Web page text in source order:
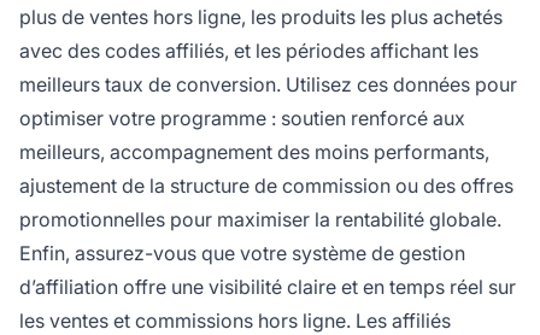
plus de ventes hors ligne, les produits les plus achetés
avec des codes affiliés, et les périodes affichant les
meilleurs taux de conversion. Utilisez ces données pour
optimiser votre programme : soutien renforcé aux
meilleurs, accompagnement des moins performants,
ajustement de la structure de commission ou des offres
promotionnelles pour maximiser la rentabilité globale.
Enfin, assurez-vous que votre système de gestion
d’affiliation offre une visibilité claire et en temps réel sur
les ventes et commissions hors ligne. Les affiliés